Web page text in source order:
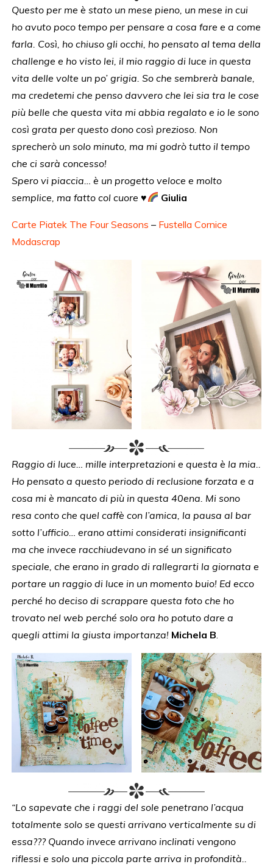
Questo per me è stato un mese pieno, un mese in cui
ho avuto poco tempo per pensare a cosa fare e a come
farla. Così, ho chiuso gli occhi, ho pensato al tema della
challenge e ho visto lei, il mio raggio di luce in questa
vita delle volte un po’ grigia. So che sembrerà banale,
ma credetemi che penso davvero che lei sia tra le cose
più belle che questa vita mi abbia regalato e io le sono
così grata per questo dono così prezioso. Non
sprecherò un solo minuto, ma mi godrò tutto il tempo
che ci sarà concesso!
Spero vi piaccia… è un progetto veloce e molto
semplice, ma fatto col cuore♥️ Giulia
Carte Piatek The Four Seasons – Fustella Cornice
Modascrap
Raggio di luce… mille interpretazioni e questa è la mia..
Ho pensato a questo periodo di reclusione forzata e a
cosa mi è mancato di più in questa 40ena. Mi sono
resa conto che quel caffè con l’amica, la pausa al bar
sotto l’ufficio… erano attimi considerati insignificanti
ma che invece racchiudevano in sé un significato
speciale, che erano in grado di rallegrarti la giornata e
portare un raggio di luce in un momento buio! Ed ecco
perché ho deciso di scrappare questa foto che ho
trovato nel web perché solo ora ho potuto dare a
quegli attimi la giusta importanza! Michela B
“Lo sapevate che i raggi del sole penetrano l’acqua
totalmente solo se questi arrivano verticalmente su di
essa??? Quando invece arrivano inclinati vengono
riflessi e solo una piccola parte arriva in profondità..